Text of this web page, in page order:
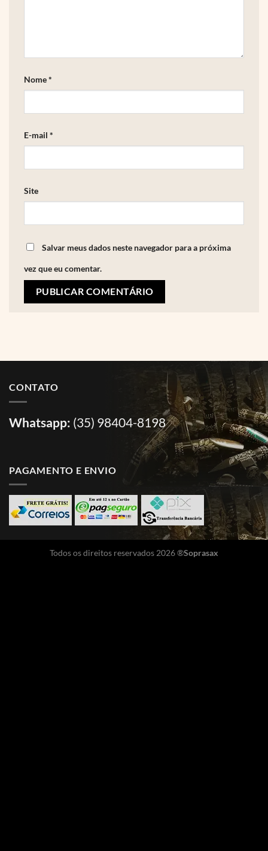
Nome*
E-mail *
Site
Salvar meus dados neste navegador para a próxima
vez que eu comentar.
CONTATO
Whatsapp: (35) 98404-8198
PAGAMENTO E ENVIO
Todos os direitos reservados 2026 ®Soprasax